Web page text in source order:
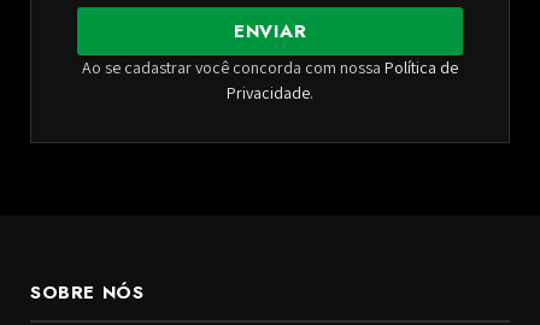
ENVIAR
Ao se cadastrar você concorda com nossa Política de
Privacidade.
SOBRE NÓS